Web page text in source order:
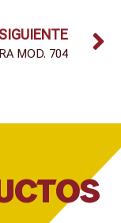
SIGUIENTE
MOD. 704